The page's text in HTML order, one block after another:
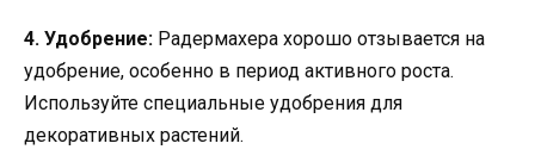
4. Удобрение: Радермахера хорошо отзывается на
удобрение, особенно в период активного роста.
Используйте специальные удобрения для
декоративных растений.